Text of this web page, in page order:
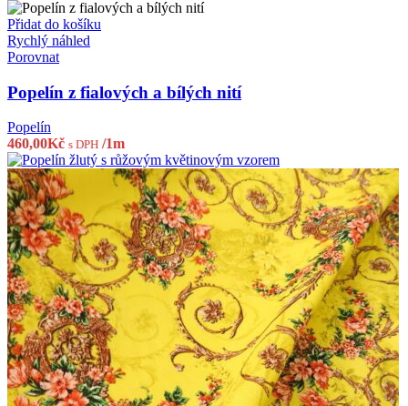
Přidat do košíku
Rychlý náhled
Porovnat
Popelín z fialových a bílých nití
Popelín
460,00Kč s DPH /1m